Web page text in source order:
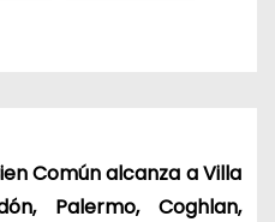
Común alcanza a Villa
Palermo, Coghlan,